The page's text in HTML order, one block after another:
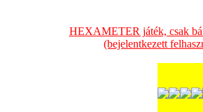
HEXAMETER játék, csak
(bejelentkezett